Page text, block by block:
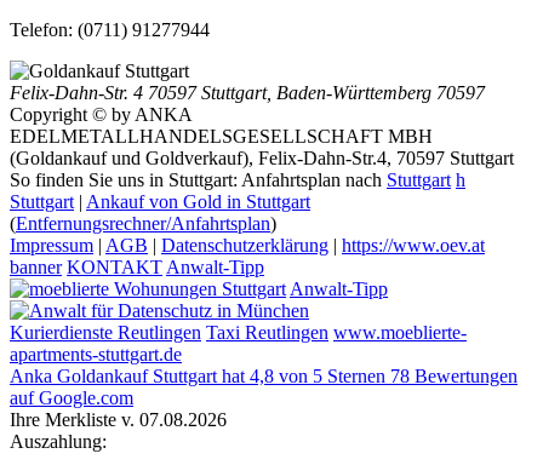
Telefon: (0711) 91277944
Felix-Dahn-Str. 4 70597 Stuttgart, Baden-Württemberg 70597
Copyright © by ANKA
EDELMETALLHANDELSGESELLSCHAFT MBH
(Goldankauf und Goldverkauf), Felix-Dahn-Str.4, 70597 Stuttgart
So finden Sie uns in Stuttgart: Anfahrtsplan nach Stuttgart h
Stuttgart | Ankauf von Gold in Stuttgart
(Entfernungsrechner/Anfahrtsplan)
Impressum | AGB | Datenschutzerklärung | https://www.oev.at
banner KONTAKT Anwalt-Tipp
Anwalt-Tipp
Kurierdienste Reutlingen Taxi Reutlingen www.moeblierte-
apartments-stuttgart.de
Anka Goldankauf Stuttgart hat 4,8 von 5 Sternen 78 Bewertungen
auf Google.com
Ihre Merkliste v. 07.08.2026
Auszahlung: